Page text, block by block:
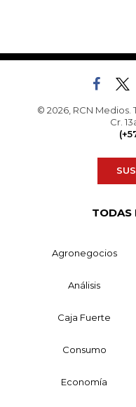
© 2026, RCN Medios.
Cr.
TODAS
Agronegocios
Análisis
Caja Fuerte
Consumo
Economía